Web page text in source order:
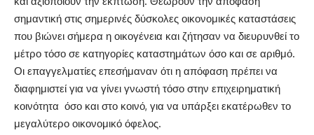
σημαντική στις σημερινές δύσκολες οικονομικές καταστάσεις
που βιώνει σήμερα η οικογένεια και ζήτησαν να διευρυνθεί το
μέτρο τόσο σε κατηγορίες καταστημάτων όσο και σε αριθμό.
Οι επαγγελματίες επεσήμαναν ότι η απόφαση πρέπει να
διαφημιστεί για να γίνει γνωστή τόσο στην επιχειρηματική
κοινότητα όσο και στο κοινό, για να υπάρξει εκατέρωθεν το
μεγαλύτερο οικονομικό όφελος.